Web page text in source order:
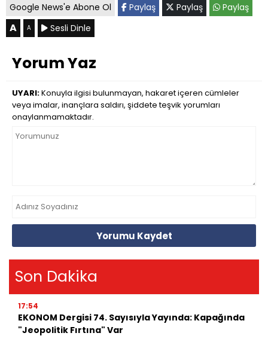
Google News'e Abone Ol Paylaş Paylaş Paylaş
A A Sesli Dinle
Yorum Yaz
UYARI:Konuyla ilgisi bulunmayan, hakaret içeren cümleler
veya imalar, inançlara saldırı, şiddete teşvik yorumları
onaylanmamaktadır.
Yorumu Kaydet
Son Dakika
17:54
EKONOM Dergisi 74. Sayısıyla Yayında: Kapağında
"Jeopolitik Fırtına" Var